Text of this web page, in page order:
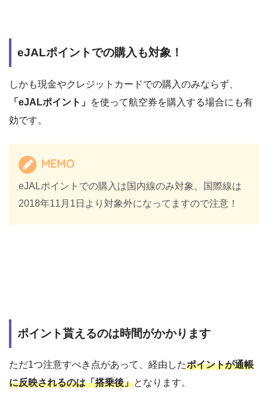
eJALポイントでの購入も対象！
しかも現金やクレジットカードでの購入のみならず、
「eJALポイント」 を使って航空券を購入する場合にも有
効です。
MEMO
eJALポイントでの購入は国内線のみ対象。国際線は
2018年11月1日より対象外になってますので注意！
ポイント貰えるのは時間がかかります
ただ1つ注意すべき点があって、経由したポイントが通帳
に反映されるのは「搭乗後」となります。